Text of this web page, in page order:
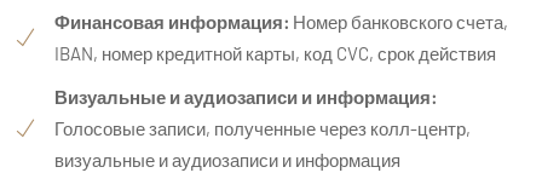
Финансовая информация: Номер банковского счета,
IBAN, номер кредитной карты, код CVC, срок действия
Визуальные и аудиозаписи и информация:
Голосовые записи, полученные через колл-центр,
визуальные и аудиозаписи и информация